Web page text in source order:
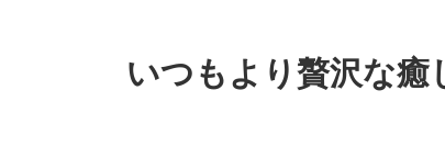
いつもより贅沢な癒